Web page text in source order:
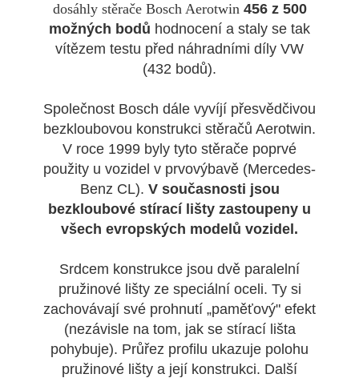
dosáhly stěrače Bosch Aerotwin 456 z 500
možných bodů hodnocení a staly se tak
vítězem testu před náhradními díly VW
(432 bodů).
Společnost Bosch dále vyvíjí přesvědčivou
bezkloubovou konstrukci stěračů Aerotwin.
V roce 1999 byly tyto stěrače poprvé
použity u vozidel v prvovýbavě (Mercedes-
Benz CL). V současnosti jsou
bezkloubové stírací lišty zastoupeny u
všech evropských modelů vozidel.
Srdcem konstrukce jsou dvě paralelní
pružinové lišty ze speciální oceli. Ty si
zachovávají své prohnutí „paměťový" efekt
(nezávisle na tom, jak se stírací lišta
pohybuje). Průřez profilu ukazuje polohu
pružinové lišty a její konstrukci. Další